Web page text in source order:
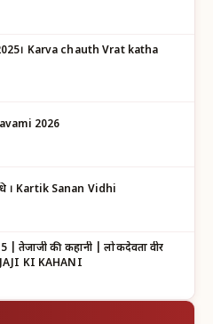
2025। Karva chauth Vrat katha
2026
। Kartik Sanan Vidhi
वीर
KI KAHANI